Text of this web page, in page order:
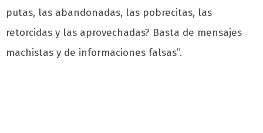
putas, las abandonadas, las pobrecitas, las
retorcidas y las aprovechadas? Basta de mensajes
machistas y de informaciones falsas”.